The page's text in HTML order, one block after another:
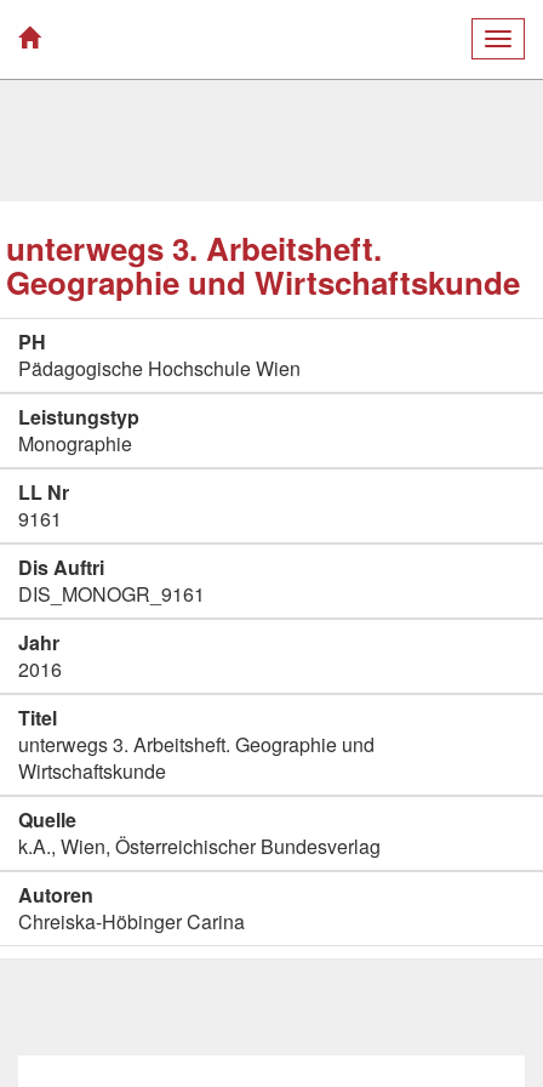
unterwegs 3. Arbeitsheft.
Geographie und Wirtschaftskunde
PH
Pädagogische Hochschule Wien
Leistungstyp
Monographie
LL Nr
9161
Dis Auftri
DIS_MONOGR_9161
Jahr
2016
Titel
unterwegs 3. Arbeitsheft. Geographie und
Wirtschaftskunde
Quelle
k.A., Wien, Österreichischer Bundesverlag
Autoren
Chreiska-Höbinger Carina